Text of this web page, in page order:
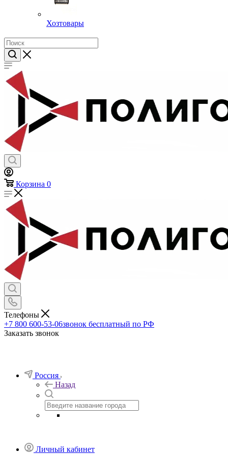
Хозтовары
Корзина 0
Телефоны
+7 800 600-53-06звонок бесплатный по РФ
Заказать звонок
Россия
Назад
Личный кабинет